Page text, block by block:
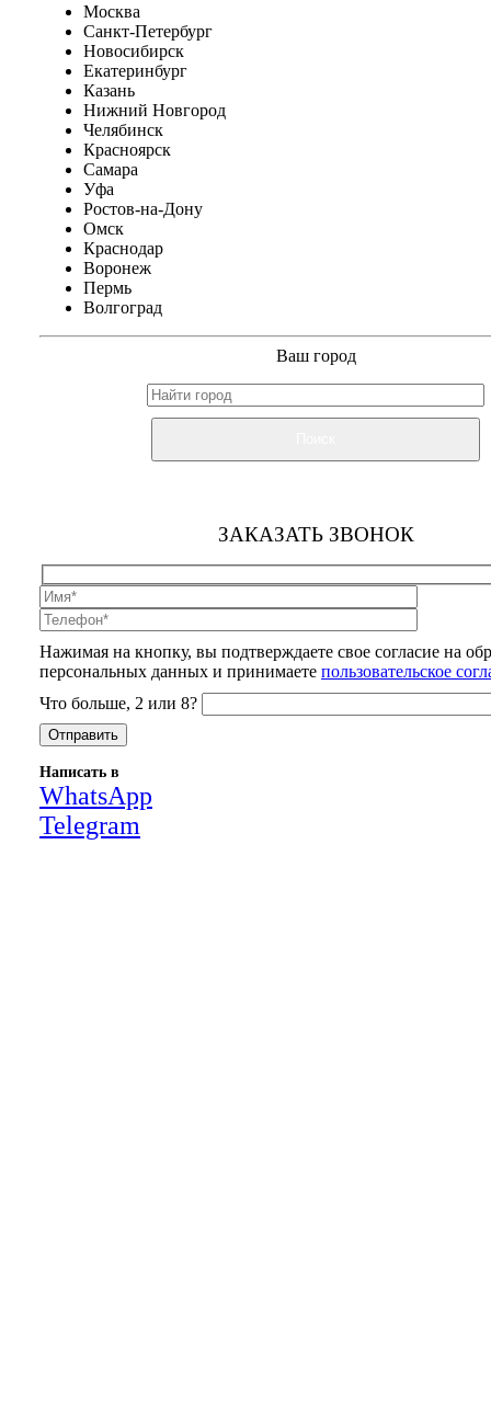
Москва
Санкт-Петербург
Новосибирск
Екатеринбург
Казань
Нижний Новгород
Челябинск
Красноярск
Самара
Уфа
Ростов-на-Дону
Омск
Краснодар
Воронеж
Пермь
Волгоград
Ваш город
ЗАКАЗАТЬ ЗВОНОК
Нажимая на кнопку, вы подтверждаете свое согласие на
персональных данных и принимаете пользовательское
Что больше, 2 или 8?
Написать в
WhatsApp
Telegram